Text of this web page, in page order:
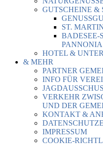
GUTSCHEINE &
ST.
BADESEE-
PANNONIA
HOTEL &
& MEHR
PARTNER
INFO FÜR
VERKEHR
UND DER
KONTAKT &
IMPRESSUM
COOKIE-